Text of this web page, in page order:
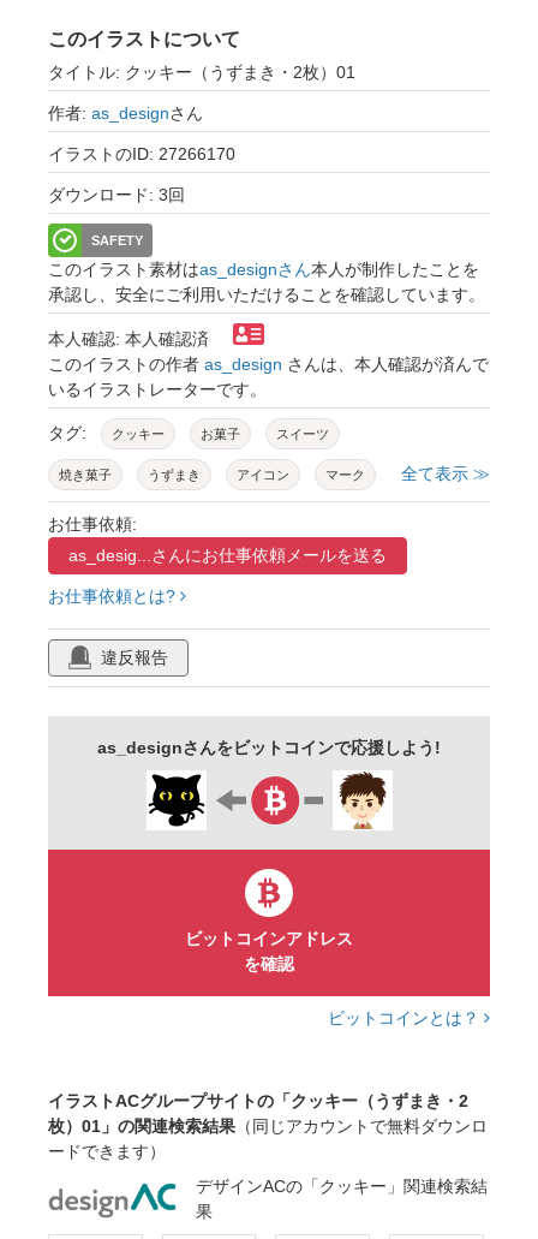
このイラストについて
タイトル: クッキー（うずまき・2枚）01
作者: as_designさん
イラストのID: 27266170
ダウンロード: 3回
SAFETY
このイラスト素材はas_designさん本人が制作したことを
承認し、安全にご利用いただけることを確認しています。
本人確認: 本人確認済
このイラストの作者 as_design さんは、本人確認が済んで
いるイラストレーターです。
タグ: クッキー お菓子 スイーツ
焼き菓子 うずまき アイコン マーク
シンプル
全て表示 ≫
お仕事依頼:
as_desig...さんにお仕事依頼メールを送る
お仕事依頼とは?
違反報告
as_designさんをビットコインで応援しよう!
ビットコインアドレス
を確認
ビットコインとは？
イラストACグループサイトの「クッキー（うずまき・2
枚）01」の関連検索結果 （同じアカウントで無料ダウンロ
ードできます）
デザインACの「クッキー」関連検索結
果